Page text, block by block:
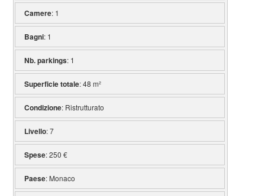
Camere: 1
Bagni: 1
Nb. parkings: 1
Superficie totale: 48 m²
Condizione: Ristrutturato
Livello: 7
Spese: 250 €
Paese: Monaco